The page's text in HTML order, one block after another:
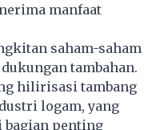
manfaat
saham-saham
tambahan.
hilirisasi tambang
logam, yang
bagian penting